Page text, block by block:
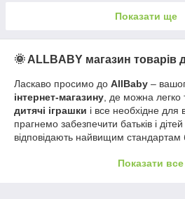
Показати ще
🌞 ALLBABY магазин товарів
Ласкаво просимо до AllBaby –
інтернет-магазину , де можна
дитячі іграшки і все необхідне
прагнемо забезпечити батьків і
відповідають найвищим стандартам
різного віку – від новонароджених
Показати все